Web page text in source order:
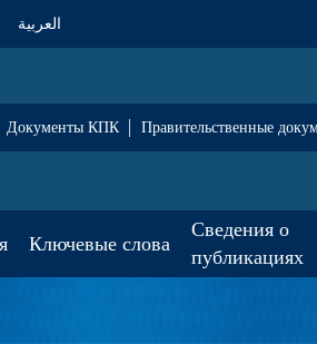
العربية
Документы КПК Правительственные
Ключевые слова
Сведения о
публикациях